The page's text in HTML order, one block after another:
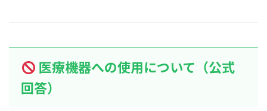
医療機器への使用について（公式
回答）